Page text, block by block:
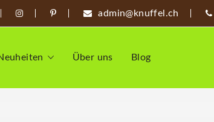
admin@knuffel.ch
Über uns Blog